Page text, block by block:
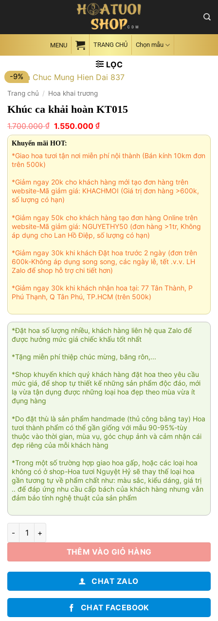
MENU TRANG CHỦ Chọn mẫu
LỌC
-9%
Trang chủ / Hoa khai trương
Khúc ca khải hoàn KT015
1.700.000₫ Giá
gốc
là:
1.700.000 ₫.
1.550.000 ₫Giá
hiện
1.550.000 ₫.
Khuyến mãi HOT:
*Giao hoa tươi tận nơi miễn phí nội thành (Bán kính 10km đơn
trên 500k)
*Giảm ngay 20k cho khách hàng mới tạo đơn hàng trên
website-Mã giảm giá: KHACHMOI (Giá trị đơn hàng >600k,
số lượng có hạn)
*Giảm ngay 50k cho khách hàng tạo đơn hàng Online trên
website-Mã giảm giá: NGUYETHY50 (đơn hàng >1tr, Không
áp dụng cho Lan Hồ Điệp, số lượng có hạn)
*Giảm ngay 30k khi khách Đặt hoa trước 2 ngày (đơn trên
600k-Không áp dụng song song, các ngày lễ, tết .v.v. LH
Zalo để shop hỗ trợ chi tiết hơn)
*Giảm ngay 30k khi khách nhận hoa tại: 77 Tân Thành, P
Phú Thạnh, Q Tân Phú, TP.HCM (trên 500k)
*Đặt hoa số lượng nhiều, khách hàng liên hệ qua Zalo để
được hưởng mức giá chiếc khấu tốt nhất
*Tặng miễn phí thiệp chúc mừng, băng rôn,...
*Shop khuyến khích quý khách hàng đặt hoa theo yêu cầu
mức giá, để shop tự thiết kế những sản phẩm độc đáo, mới
lạ vừa tận dụng được những loại hoa đẹp theo mùa vừa ít
đụng hàng
*Do đặt thù là sản phẩm handmade (thủ công bằng tay) Hoa
tươi thành phẩm có thể gần giống với mẫu 90-95%-tùy
thuộc vào thời gian, mùa vụ, góc chụp ảnh và cảm nhận cái
đẹp riêng của mỗi khách hàng
*Trong một số trường hợp giao hoa gấp, hoặc các loại hoa
không có ở shop-Hoa tươi Nguyệt Hỷ sẽ thay thế loại hoa
gần tương tự về phẩm chất như: màu sắc, kiểu dáng, giá trị
.. để đáp ứng nhu cầu cấp bách của khách hàng nhưng vẫn
đảm bảo tính nghệ thuật của sản phẩm
Khúc ca khải hoàn KT015 số lượng
THÊM VÀO GIỎ HÀNG
CHAT ZALO
CHAT FACEBOOK